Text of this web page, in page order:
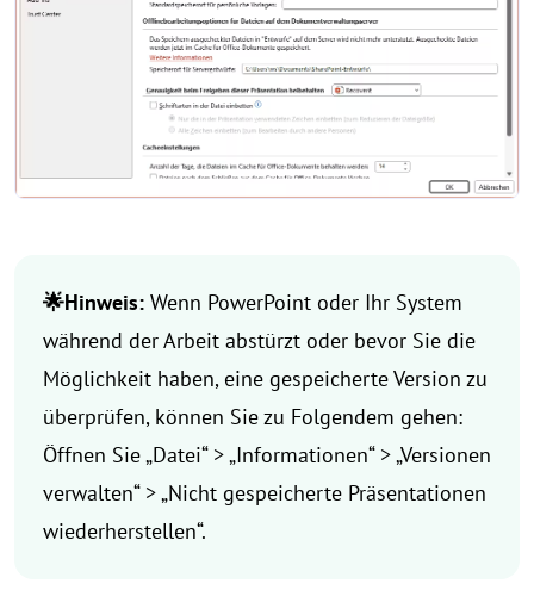
🌟Hinweis: Wenn PowerPoint oder Ihr System
während der Arbeit abstürzt oder bevor Sie die
Möglichkeit haben, eine gespeicherte Version zu
überprüfen, können Sie zu Folgendem gehen:
Öffnen Sie „Datei“ > „Informationen“ > „Versionen
verwalten“ > „Nicht gespeicherte Präsentationen
wiederherstellen“.